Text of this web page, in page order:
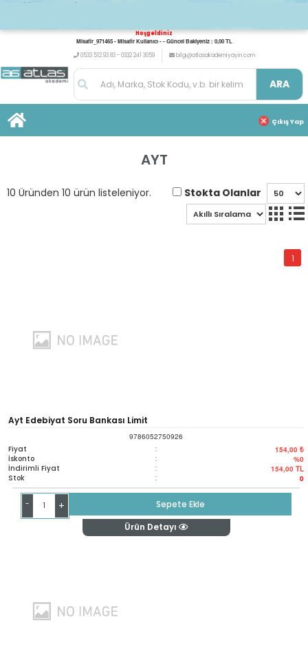
Hoşgeldiniz
Misafir_971465 - Misafir Kullanıcı - - Güncel Bakiyeniz : 0,00 TL
0533 512 93 83 - 0332 241 3059
bilgi@atlasakademiyayin.com
ARA
Çıkış Yap
AYT
10 Üründen 10 ürün listeleniyor. Stokta Olanlar
1
Ayt Edebiyat Soru Bankası Limit
9786052750926
Fiyat : 154,00 ₺
İskonto : %0
İndirimli Fiyat : 154,00 TL
Stok : 0
- +
Sepete Ekle
Ürün Detayı